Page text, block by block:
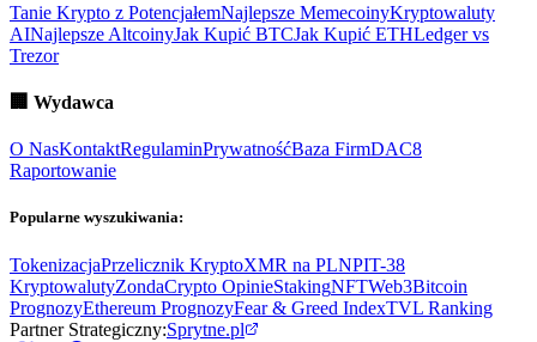
Tanie Krypto z PotencjałemNajlepsze MemecoinyKryptowaluty
AINajlepsze AltcoinyJak Kupić BTCJak Kupić ETHLedger vs
Trezor
🏢 Wydawca
O NasKontaktRegulaminPrywatnośćBaza FirmDAC8
Raportowanie
Popularne wyszukiwania:
TokenizacjaPrzelicznik KryptoXMR na PLNPIT-38
KryptowalutyZondaCrypto OpinieStakingNFTWeb3Bitcoin
PrognozyEthereum PrognozyFear & Greed IndexTVL Ranking
Partner Strategiczny:Sprytne.pl